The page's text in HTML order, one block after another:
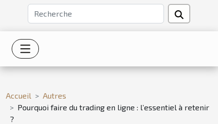
Accueil
Autres
Pourquoi faire du trading en ligne : l’essentiel à retenir
?